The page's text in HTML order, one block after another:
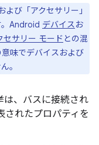
び「アクセサリー」
Android デバイスお
セサリー モード との混
味でデバイスおよび
。
は、バスに接続され
されたプロパティを